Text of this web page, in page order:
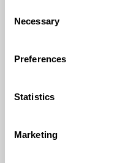
Selection
Necessary
Preferences
Statistics
Marketing
anche con pneumatici
dotazione), o in